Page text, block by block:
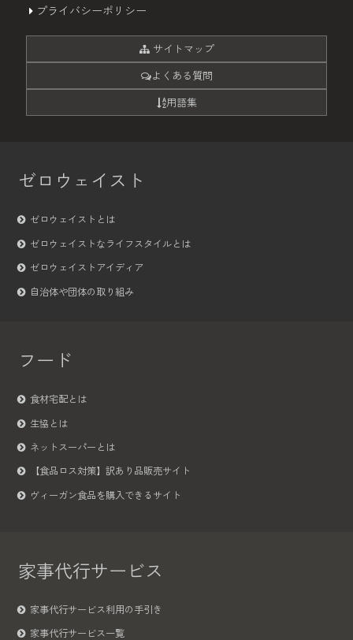
プライバシーポリシー
サイトマップ
よくある質問
用語集
ゼロウェイスト
ゼロウェイストとは
ゼロウェイストなライフスタイルとは
ゼロウェイストアイディア
自治体や団体の取り組み
フード
食材宅配とは
生協とは
ネットスーパーとは
【食品ロス対策】訳あり品販売サイト
ヴィーガン食品を購入できるサイト
家事代行サービス
家事代行サービス利用の手引き
家事代行サービス一覧